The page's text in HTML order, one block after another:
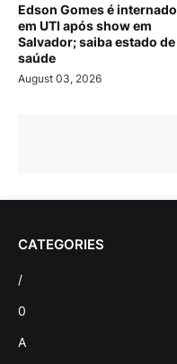
Edson Gomes é internado
em UTI após show em
Salvador; saiba estado de
saúde
August 03, 2026
CATEGORIES
/
0
A